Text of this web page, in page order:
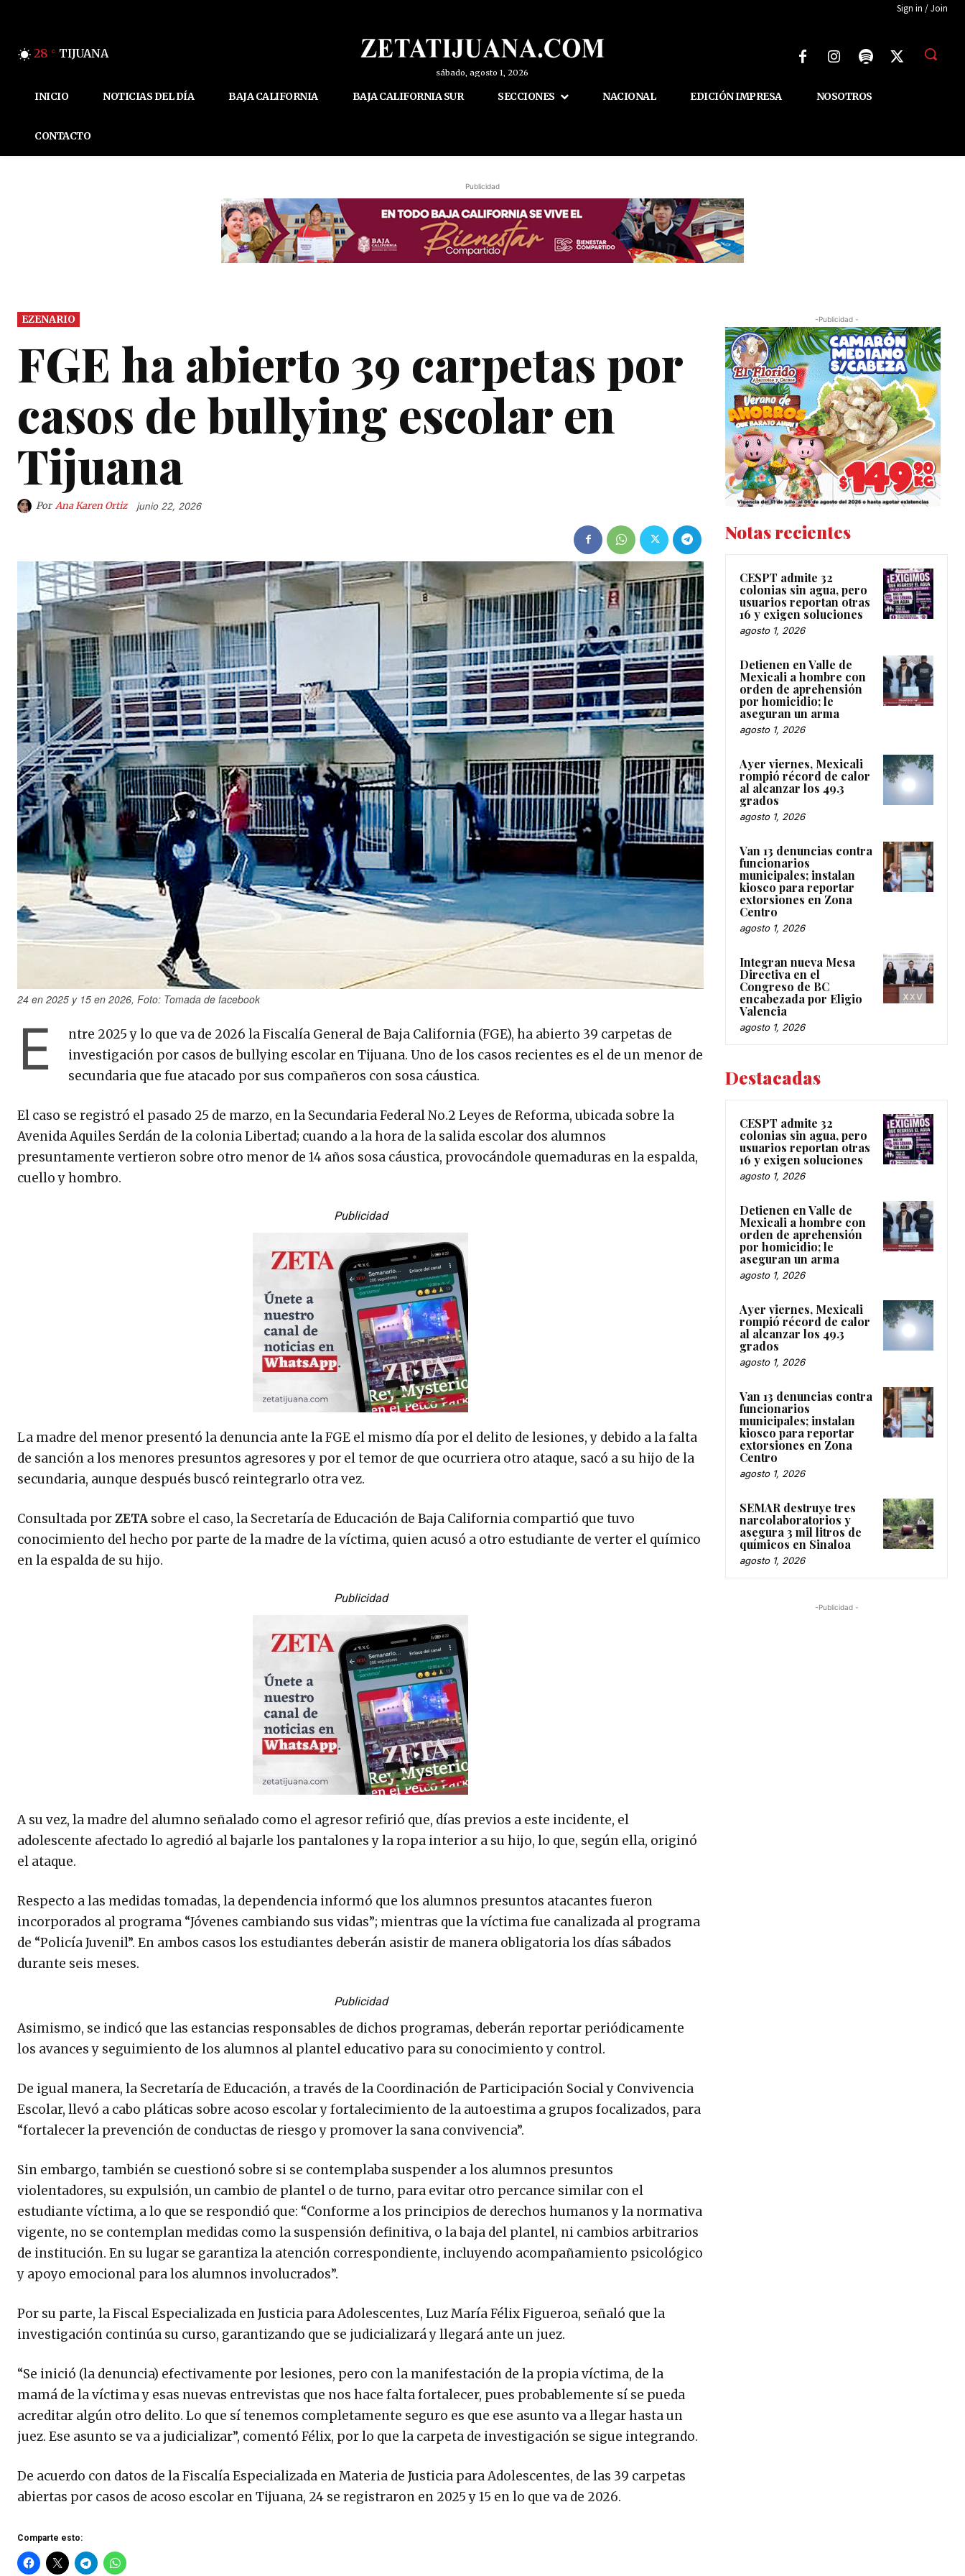
Sign in / Join
28 C TIJUANA
sábado, agosto 1, 2026
INICIO NOTICIAS DEL DÍA BAJA CALIFORNIA BAJA CALIFORNIA SUR SECCIONES NACIONAL EDICIÓN IMPRESA NOSOTROS
CONTACTO
Publicidad
EZENARIO
FGE ha abierto 39 carpetas por
casos de bullying escolar en
Tijuana
Por Ana Karen Ortiz junio 22, 2026
24 en 2025 y 15 en 2026, Foto: Tomada de facebook
E
ntre 2025 y lo que va de 2026 la Fiscalía General de Baja California (FGE), ha abierto 39 carpetas de
investigación por casos de bullying escolar en Tijuana. Uno de los casos recientes es el de un menor de
secundaria que fue atacado por sus compañeros con sosa cáustica.
El caso se registró el pasado 25 de marzo, en la Secundaria Federal No.2 Leyes de Reforma, ubicada sobre la
Avenida Aquiles Serdán de la colonia Libertad; cuando a la hora de la salida escolar dos alumnos
presuntamente vertieron sobre otro menor de 14 años sosa cáustica, provocándole quemaduras en la espalda,
cuello y hombro.
Publicidad
La madre del menor presentó la denuncia ante la FGE el mismo día por el delito de lesiones, y debido a la falta
de sanción a los menores presuntos agresores y por el temor de que ocurriera otro ataque, sacó a su hijo de la
secundaria, aunque después buscó reintegrarlo otra vez.
Consultada porZETA sobre el caso, la Secretaría de Educación de Baja California compartió que tuvo
conocimiento del hecho por parte de la madre de la víctima, quien acusó a otro estudiante de verter el químico
en la espalda de su hijo.
Publicidad
A su vez, la madre del alumno señalado como el agresor refirió que, días previos a este incidente, el
adolescente afectado lo agredió al bajarle los pantalones y la ropa interior a su hijo, lo que, según ella, originó
el ataque.
Respecto a las medidas tomadas, la dependencia informó que los alumnos presuntos atacantes fueron
incorporados al programa “Jóvenes cambiando sus vidas”; mientras que la víctima fue canalizada al programa
de “Policía Juvenil”. En ambos casos los estudiantes deberán asistir de manera obligatoria los días sábados
durante seis meses.
Publicidad
Asimismo, se indicó que las estancias responsables de dichos programas, deberán reportar periódicamente
los avances y seguimiento de los alumnos al plantel educativo para su conocimiento y control.
De igual manera, la Secretaría de Educación, a través de la Coordinación de Participación Social y Convivencia
Escolar, llevó a cabo pláticas sobre acoso escolar y fortalecimiento de la autoestima a grupos focalizados, para
“fortalecer la prevención de conductas de riesgo y promover la sana convivencia”.
Sin embargo, también se cuestionó sobre si se contemplaba suspender a los alumnos presuntos
violentadores, su expulsión, un cambio de plantel o de turno, para evitar otro percance similar con el
estudiante víctima, a lo que se respondió que: “Conforme a los principios de derechos humanos y la normativa
vigente, no se contemplan medidas como la suspensión definitiva, o la baja del plantel, ni cambios arbitrarios
de institución. En su lugar se garantiza la atención correspondiente, incluyendo acompañamiento psicológico
y apoyo emocional para los alumnos involucrados”.
Por su parte, la Fiscal Especializada en Justicia para Adolescentes, Luz María Félix Figueroa, señaló que la
investigación continúa su curso, garantizando que se judicializará y llegará ante un juez.
“Se inició (la denuncia) efectivamente por lesiones, pero con la manifestación de la propia víctima, de la
mamá de la víctima y esas nuevas entrevistas que nos hace falta fortalecer, pues probablemente sí se pueda
acreditar algún otro delito. Lo que sí tenemos completamente seguro es que ese asunto va a llegar hasta un
juez. Ese asunto se va a judicializar”, comentó Félix, por lo que la carpeta de investigación se sigue integrando.
De acuerdo con datos de la Fiscalía Especializada en Materia de Justicia para Adolescentes, de las 39 carpetas
abiertas por casos de acoso escolar en Tijuana, 24 se registraron en 2025 y 15 en lo que va de 2026.
Comparte esto:
-Publicidad -
Notas recientes
CESPT admite 32
colonias sin agua, pero
usuarios reportan otras
16 y exigen soluciones
agosto 1, 2026
Detienen en Valle de
Mexicali a hombre con
orden de aprehensión
por homicidio; le
aseguran un arma
agosto 1, 2026
Ayer viernes, Mexicali
rompió récord de calor
al alcanzar los 49.3
grados
agosto 1, 2026
Van 13 denuncias contra
funcionarios
municipales; instalan
kiosco para reportar
extorsiones en Zona
Centro
agosto 1, 2026
Integran nueva Mesa
Directiva en el
Congreso de BC
encabezada por Eligio
Valencia
agosto 1, 2026
Destacadas
CESPT admite 32
colonias sin agua, pero
usuarios reportan otras
16 y exigen soluciones
agosto 1, 2026
Detienen en Valle de
Mexicali a hombre con
orden de aprehensión
por homicidio; le
aseguran un arma
agosto 1, 2026
Ayer viernes, Mexicali
rompió récord de calor
al alcanzar los 49.3
grados
agosto 1, 2026
Van 13 denuncias contra
funcionarios
municipales; instalan
kiosco para reportar
extorsiones en Zona
Centro
agosto 1, 2026
SEMAR destruye tres
narcolaboratorios y
asegura 3 mil litros de
químicos en Sinaloa
agosto 1, 2026
-Publicidad -